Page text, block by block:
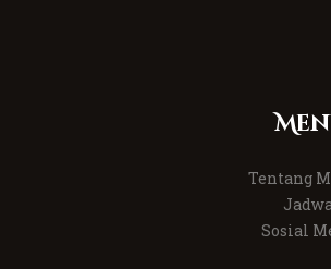
Tentang
Sosial